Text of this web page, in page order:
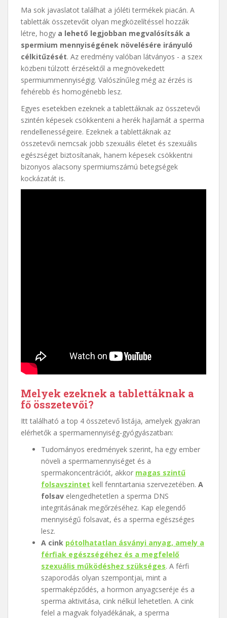
Ma sok javaslatot találhat a jóléti termékek piacán. A
tabletták összetevőit olyan megközelítéssel hozzák
létre, hogy a lehető legjobban megvalósítsák a
spermium mennyiségének növelésére irányuló
célkitűzését. Az eredmény valóban látványos - a szex
közbeni túlzott érzésektől a megnövekedett
spermiummennyiségig. Valószínűleg még az érzés is
fehérebb és homogénebb lesz.
Egyes esetekben ezeknek a tablettáknak az összetevői
szintén képesek csökkenteni a herék hajlamát a sperma
rendellenességeire. Ezeknek a tablettáknak az
összetevői nemcsak jobb szexuális életet és szexuális
egészséget biztosítanak, hanem képesek csökkentni
bizonyos alacsony spermiumszámú betegségek
kockázatát is.
Melyek ezeknek a tablettáknak a
fő összetevői?
Itt található a top 4 összetevő listája, amelyek gyakran
elérhetők a spermamennyiség-gyógyászatban:
Tudományos eredmények szerint, ha egy ember
növeli a spermamennyiséget és a
spermakoncentrációt, akkor magas szintű
folsavszintet kell fenntartania szervezetében. A
folsav elengedhetetlen a sperma DNS
integritásának megőrzéséhez. Kap elegendő
mennyiségű folsavat, és a sperma egészséges
lesz.
A cink pótolhatatlan ásványi anyag, amely a
férfiak egészségéhez és a megfelelő
szexuális működéshez szükséges. A férfi
szaporodás olyan szempontjai, mint a
spermaképződés, a hormon anyagcseréje és a
sperma aktivitása, cink nélkül lehetetlen. A cink
felel a magvak folyadékának, a sperma